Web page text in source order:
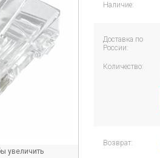
увеличить
Наличие:
Доставка по
России:
Количество:
Возврат: